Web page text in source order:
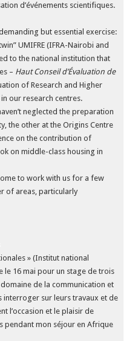
d’événements scientifiques.
but essential exercise:
UMIFRE (IFRA-Nairobi and
to the national institution that
– Haut Conseil d’Évaluation de
of Research and Higher
our research centres.
neglected the preparation
the other at the Origins Centre
on the contribution of
on middle-class housing in
to work with us for a few
of areas, particularly
» (Institut national
le 16 mai pour un stage de trois
domaine de la communication et
interroger sur leurs travaux et de
l’occasion et le plaisir de
pendant mon séjour en Afrique